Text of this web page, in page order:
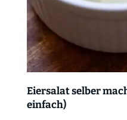
Eiersalat selber
einfach)